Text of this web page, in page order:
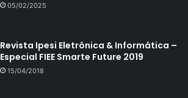
05/02/2025
Revista Ipesi Eletrônica & Informática –
Especial FIEE Smarte Future 2019
15/04/2018